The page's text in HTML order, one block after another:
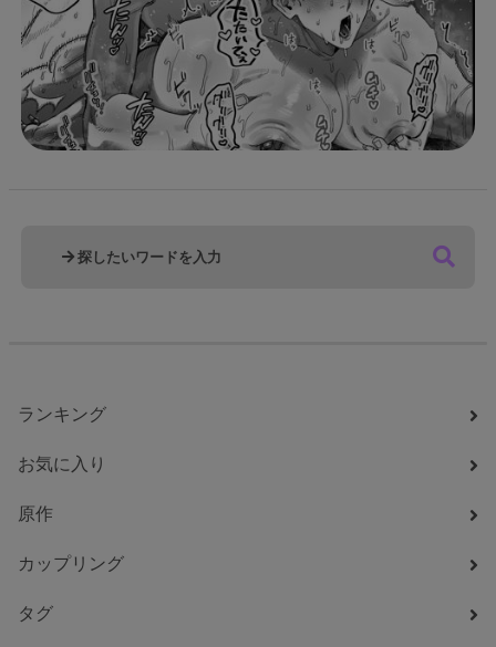
ランキング
お気に入り
原作
カップリング
タグ